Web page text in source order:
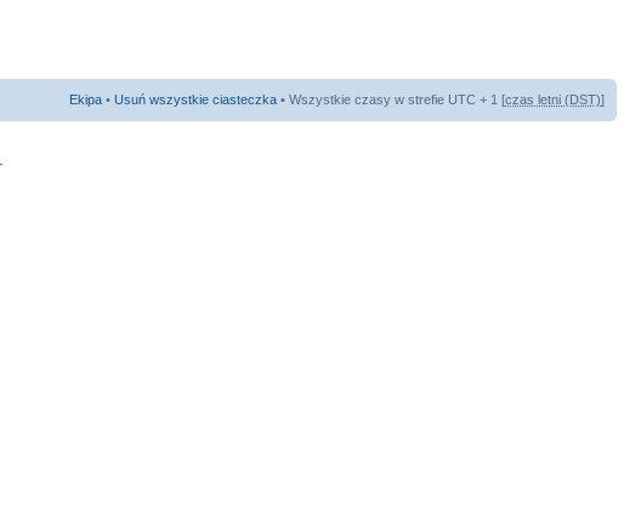
Ekipa • Usuń wszystkie ciasteczka • Wszystkie czasy w strefie UTC + 1 [czas letni (DST)]